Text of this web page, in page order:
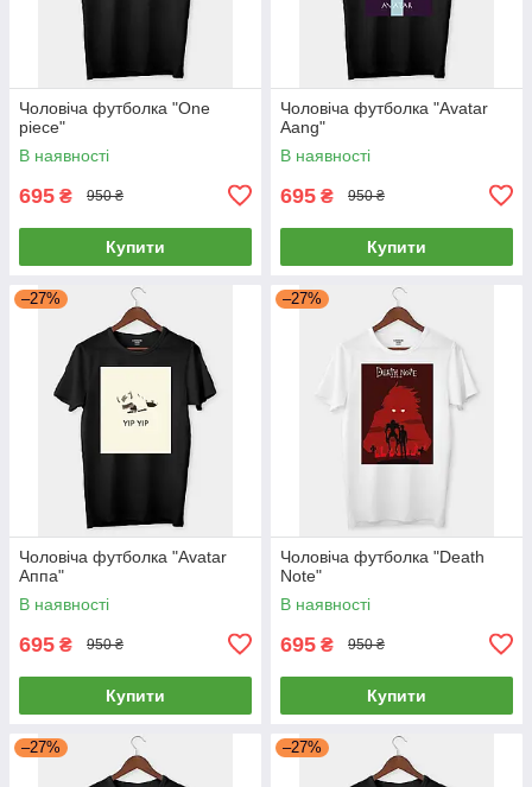
Чоловіча футболка "One
piece"
В наявності
695 ₴ 950 ₴
Купити
Чоловіча футболка "Avatar
Aang"
В наявності
695 ₴ 950 ₴
Купити
–27%
Чоловіча футболка "Avatar
Аппа"
В наявності
695 ₴ 950 ₴
Купити
–27%
Чоловіча футболка "Death
Note"
В наявності
695 ₴ 950 ₴
Купити
–27% –27%